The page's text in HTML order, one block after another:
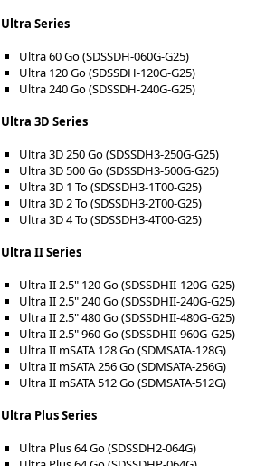
Ultra Series
Ultra 60 Go (SDSSDH-060G-G25)
Ultra 120 Go (SDSSDH-120G-G25)
Ultra 240 Go (SDSSDH-240G-G25)
Ultra 3D Series
Ultra 3D 250 Go (SDSSDH3-250G-G25)
Ultra 3D 500 Go (SDSSDH3-500G-G25)
Ultra 3D 1 To (SDSSDH3-1T00-G25)
Ultra 3D 2 To (SDSSDH3-2T00-G25)
Ultra 3D 4 To (SDSSDH3-4T00-G25)
Ultra II Series
Ultra II 2.5" 120 Go (SDSSDHII-120G-G25)
Ultra II 2.5" 240 Go (SDSSDHII-240G-G25)
Ultra II 2.5" 480 Go (SDSSDHII-480G-G25)
Ultra II 2.5" 960 Go (SDSSDHII-960G-G25)
Ultra II mSATA 128 Go (SDMSATA-128G)
Ultra II mSATA 256 Go (SDMSATA-256G)
Ultra II mSATA 512 Go (SDMSATA-512G)
Ultra Plus Series
Ultra Plus 64 Go (SDSSDH2-064G)